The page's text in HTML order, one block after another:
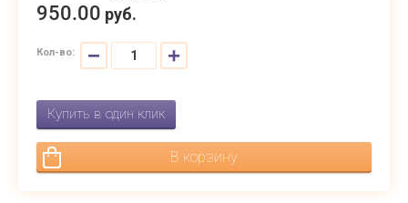
950.00 руб.
Кол-во: − +
Купить в один клик
В корзину